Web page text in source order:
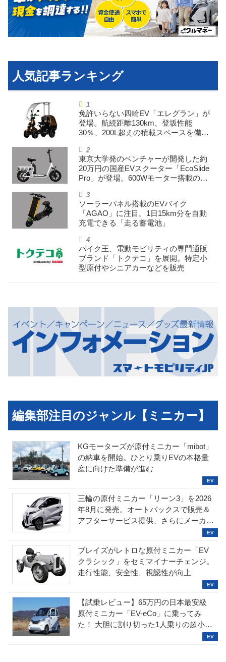
利用規約
プライバシーポリシー
お問い合せ
広告掲載について
免許いらない四輪EV「エレグラン」が
登場。航続距離130km、登坂性能
30％、200L超えの積載スペースを備え
東京大学発のベンチャーが開発した約
20万円の国産EVスクーター「EcoSlide
Pro」が登場。600Wモーター搭載のハ
ソーラーパネル搭載のEVバイク
「AGAO」に注目。1日15km分を自動
充電できる「走る蓄電池」
バイク王、電動モビリティの専門通販
ブランド「トクテコ」を展開。特定小
型原付やシニアカーなどを販売
編集部注目のジャンル【ミニカー】
KGモーターズが原付ミニカー「mibot」
の納車を開始。ひとり乗りEVの本格量
産に向けた準備が進む
三輪の原付ミニカー「リーン3」を2026
年8月に発売。オートバックスで販売＆
アフターサービス提供、さらにメーカー
ブレイズがレトロな原付ミニカー「EV
クラシック」をセミマイナーチェンジ。
走行性能、安全性、視認性が向上
【試乗レビュー】65万円の日本最安級
原付ミニカー「EV-eCo」に乗ってみ
た！ 大胆に割り切った1人乗りの超小型